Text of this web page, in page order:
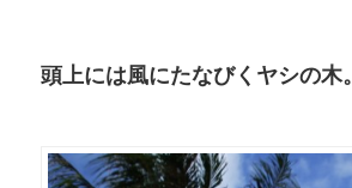
頭上には風にたなびくヤシの木。